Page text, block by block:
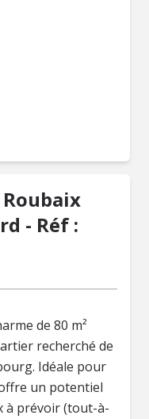
- Réf :
de 80 m²
recherché de
Idéale pour
un potentiel
à prévoir (tout-à-